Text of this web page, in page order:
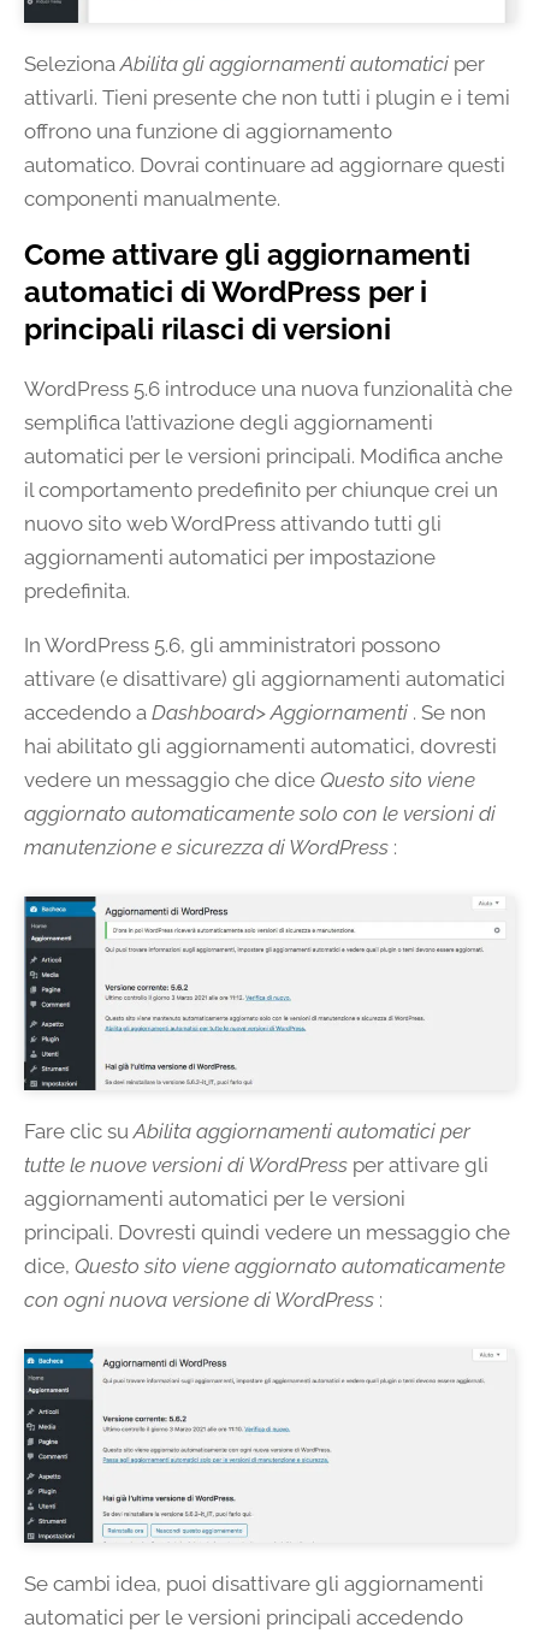
SelezionaAbilita gli aggiornamenti automatici per
attivarli. Tieni presente che non tutti i plugin e i temi
offrono una funzione di aggiornamento
automatico. Dovrai continuare ad aggiornare questi
componenti manualmente.
Come attivare gli aggiornamenti
automatici di WordPress per i
principali rilasci di versioni
WordPress 5.6 introduce una nuova funzionalità che
semplifica l’attivazione degli aggiornamenti
automatici per le versioni principali. Modifica anche
il comportamento predefinito per chiunque crei un
nuovo sito web WordPress attivando tutti gli
aggiornamenti automatici per impostazione
predefinita.
In WordPress 5.6, gli amministratori possono
attivare (e disattivare) gli aggiornamenti automatici
accedendo a Dashboard> Aggiornamenti . Se non
hai abilitato gli aggiornamenti automatici, dovresti
vedere un messaggio che dice Questo sito viene
aggiornato automaticamente solo con le versioni di
manutenzione e sicurezza di WordPress :
Fare clic su Abilita aggiornamenti automatici per
tutte le nuove versioni di WordPress per attivare gli
aggiornamenti automatici per le versioni
principali. Dovresti quindi vedere un messaggio che
dice, Questo sito viene aggiornato automaticamente
con ogni nuova versione di WordPress :
Se cambi idea, puoi disattivare gli aggiornamenti
automatici per le versioni principali accedendo